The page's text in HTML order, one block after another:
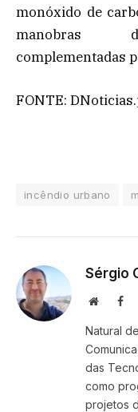
monóxido de
manobras de
complementadas
FONTE:
incêndio urbano
Sérgio
Website
Natural
das
como
projetos